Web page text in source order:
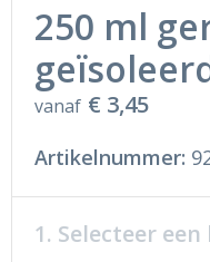
250 ml
vanaf € 3,45
Artikelnummer:
1. Selecteer